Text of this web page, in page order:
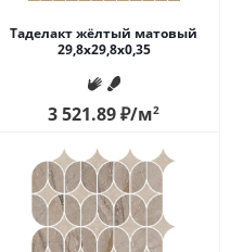
Таделакт жёлтый матовый
29,8x29,8x0,35
3 521.89₽/м2